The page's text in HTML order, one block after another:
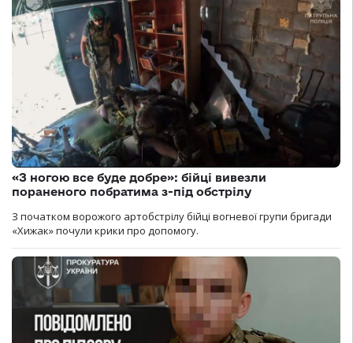
«З ногою все буде добре»: бійці вивезли
пораненого побратима з-під обстрілу
З початком ворожого артобстрілу бійці вогневої групи бригади
«Хижак» почули крики про допомогу.